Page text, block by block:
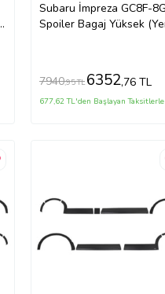
Subaru İmpreza GC8F-8G
Spoiler Bagaj Yüksek
7940,95 TL 6352,76 TL
677,62 TL'den Başlayan Taksitlerle